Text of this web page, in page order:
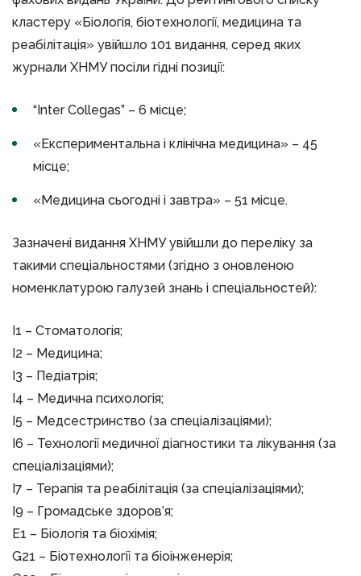
кластеру «Біологія, біотехнології, медицина та
реабілітація» увійшло 101 видання, серед яких
журнали ХНМУ посіли гідні позиції:
“Inter Collegas” – 6 місце;
«Експериментальна і клінічна медицина» – 45
місце;
«Медицина сьогодні і завтра» – 51 місце.
Зазначені видання ХНМУ увійшли до переліку за
такими спеціальностями (згідно з оновленою
номенклатурою галузей знань і спеціальностей):
I1 – Стоматологія;
I2 – Медицина;
I3 – Педіатрія;
I4 – Медична психологія;
I5 – Медсестринство (за спеціалізаціями);
I6 – Технології медичної діагностики та лікування (за
спеціалізаціями);
I7 – Терапія та реабілітація (за спеціалізаціями);
I9 – Громадське здоров’я;
E1 – Біологія та біохімія;
G21 – Біотехнології та біоінженерія;